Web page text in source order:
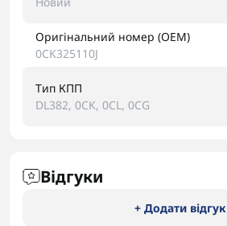
Оригінальний номер (OEM)
0CK325110J
Тип КПП
DL382, 0CK, 0CL, 0CG
Відгуки
+ Додати відгук